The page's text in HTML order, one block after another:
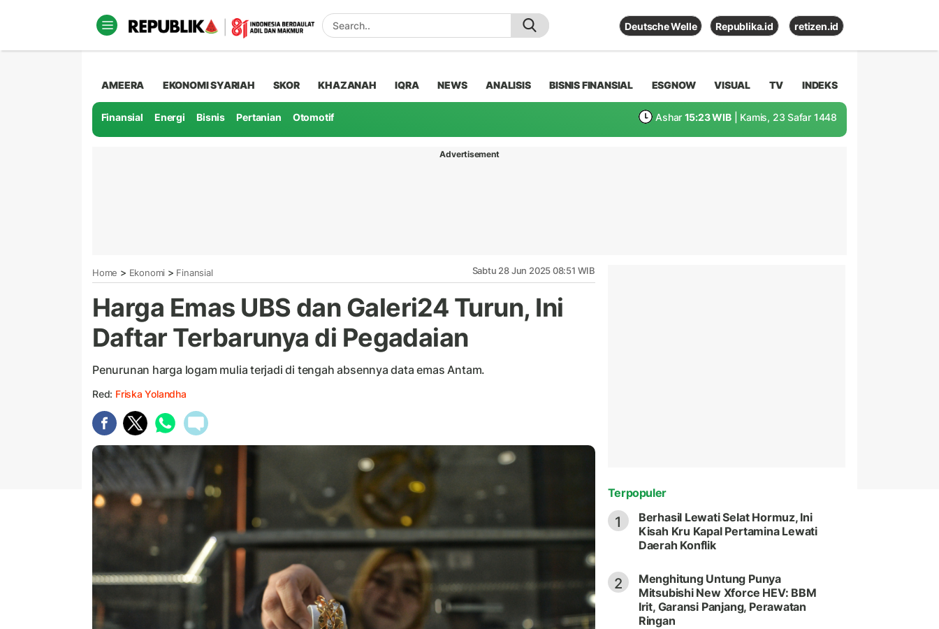
Deutsche Welle Republika.id retizen.id
AMEERA EKONOMI SYARIAH SKOR KHAZANAH IQRA NEWS ANALISIS BISNIS FINANSIAL ESGNOW VISUAL TV INDEKS
Finansial Energi Bisnis Pertanian Otomotif Ashar 15:23 WIB | Kamis, 23 Safar 1448
Advertisement
Home > Ekonomi > Finansial Sabtu 28 Jun 2025 08:51 WIB
Harga Emas UBS dan Galeri24 Turun, Ini
Daftar Terbarunya di Pegadaian
Penurunan harga logam mulia terjadi di tengah absennya data emas Antam.
Red: Friska Yolandha
Terpopuler
1
Berhasil Lewati Selat Hormuz, Ini
Kisah Kru Kapal Pertamina Lewati
Daerah Konflik
2
Menghitung Untung Punya
Mitsubishi New Xforce HEV: BBM
Irit, Garansi Panjang, Perawatan
Ringan